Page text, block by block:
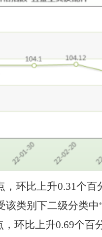
，环比上升0.31个百
该类别下二级分类中
， 环比上升0.69个百